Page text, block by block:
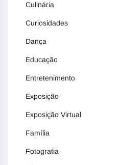
Culinária
Curiosidades
Dança
Educação
Entretenimento
Exposição
Exposição Virtual
Família
Fotografia